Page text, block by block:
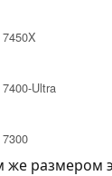
Ultra
размером